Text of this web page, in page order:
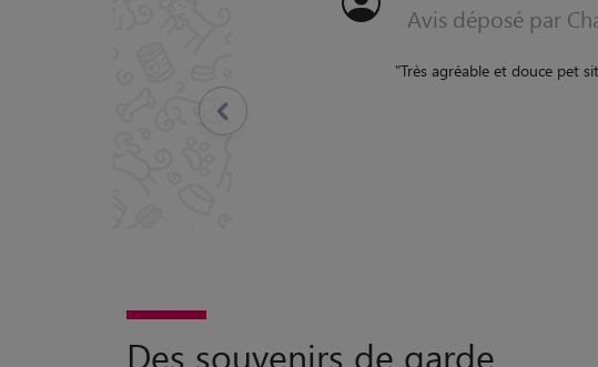
Avis déposé par
Très bon accueil par Alexandra et